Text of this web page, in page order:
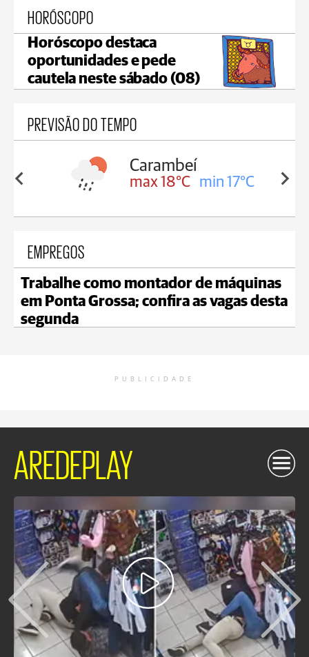
HORÓSCOPO
Horóscopo destaca
oportunidades e pede
cautela neste sábado (08)
PREVISÃO DO TEMPO
18°C
Carambeí
max 18°C min 17°C
EMPREGOS
Trabalhe como montador de máquinas
em Ponta Grossa; confira as vagas desta
segunda
PUBLICIDADE
AREDEPLAY